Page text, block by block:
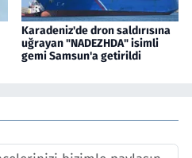
Karadeniz'de dron saldırısına
uğrayan "NADEZHDA" isimli
gemi Samsun'a getirildi